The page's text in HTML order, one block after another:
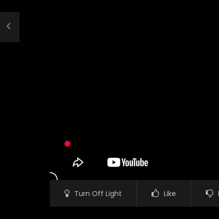
Turn Off Light Like